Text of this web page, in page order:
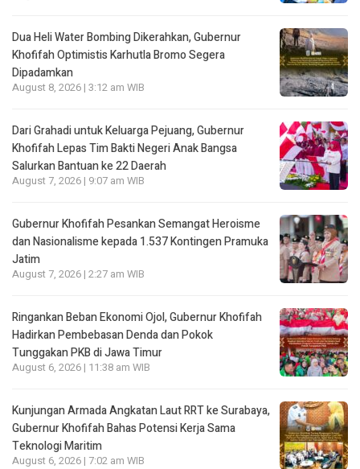
Dua Heli Water Bombing Dikerahkan, Gubernur
Khofifah Optimistis Karhutla Bromo Segera
Dipadamkan
August 8, 2026 | 3:12 am WIB
Dari Grahadi untuk Keluarga Pejuang, Gubernur
Khofifah Lepas Tim Bakti Negeri Anak Bangsa
Salurkan Bantuan ke 22 Daerah
August 7, 2026 | 9:07 am WIB
Gubernur Khofifah Pesankan Semangat Heroisme
dan Nasionalisme kepada 1.537 Kontingen Pramuka
Jatim
August 7, 2026 | 2:27 am WIB
Ringankan Beban Ekonomi Ojol, Gubernur Khofifah
Hadirkan Pembebasan Denda dan Pokok
Tunggakan PKB di Jawa Timur
August 6, 2026 | 11:38 am WIB
Kunjungan Armada Angkatan Laut RRT ke Surabaya,
Gubernur Khofifah Bahas Potensi Kerja Sama
Teknologi Maritim
August 6, 2026 | 7:02 am WIB